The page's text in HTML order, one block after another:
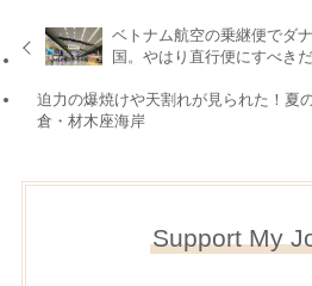
ベトナム航空の乗継便でダ
国。やはり直行便にすべき
迫力の爆焼けや天割れが見られた！夏
倉・材木座海岸
Support My